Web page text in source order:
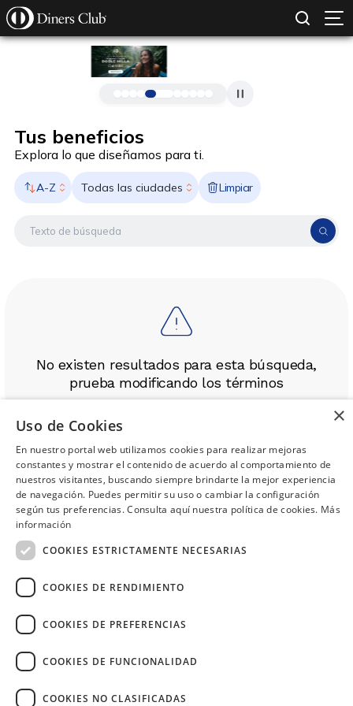
Pasar al contenido principal
Tus beneficios
Explora lo que diseñamos para ti.
A-Z Todas las ciudades Limpiar
No existen resultados para esta búsqueda,
prueba modificando los términos
Ahora tusblu benefitsen una
sola app.
×
Uso de Cookies
En nuestro portal web utilizamos cookies para realizar mejoras
constantes y mostrar el contenido de acuerdo al comportamiento de
nuestros visitantes, buscando siempre brindarte la mejor experiencia
de navegación. Puedes permitir su uso o cambiar la configuración
según tus preferencias. Consulta aquí nuestra política de cookies. Más
información
COOKIES ESTRICTAMENTE NECESARIAS
COOKIES DE RENDIMIENTO
COOKIES DE PREFERENCIAS
COOKIES DE FUNCIONALIDAD
COOKIES NO CLASIFICADAS